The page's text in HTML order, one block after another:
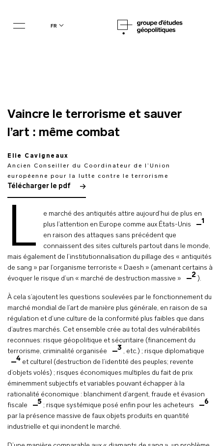
fr
Vaincre le terrorisme et sauver
l’art : même combat
Elie Cavigneaux
Ancien Conseiller du Coordinateur de l’Union
européenne pour la lutte contre le terrorisme
Télécharger le pdf
L
e marché des antiquités attire aujourd’hui de plus en
plus l’attention en Europe comme aux États-Unis
1
en raison des attaques sans précédent que
connaissent des sites culturels partout dans le monde,
mais également de l’institutionnalisation du pillage des « antiquités
de sang » par l’organisme terroriste « Daesh » (amenant certains à
évoquer le risque d’un « marché de destruction massive »
2 ).
À cela s’ajoutent les questions soulevées par le fonctionnement du
marché mondial de l’art de manière plus générale, en raison de sa
régulation et d’une culture de la conformité plus faibles que dans
d’autres marchés. Cet ensemble crée au total des vulnérabilités
reconnues: risque géopolitique et sécuritaire (financement du
terrorisme, criminalité organisée
3 , etc.) ; risque diplomatique
4 et culturel (destruction de l’identité des peuples; revente
d’objets volés) ; risques économiques multiples du fait de prix
éminemment subjectifs et variables pouvant échapper à la
rationalité économique : blanchiment d’argent, fraude et évasion
fiscale
5 ; risque systémique posé enfin pour les acheteurs
6
par la présence massive de faux objets produits en quantité
industrielle et qui inondent le marché.